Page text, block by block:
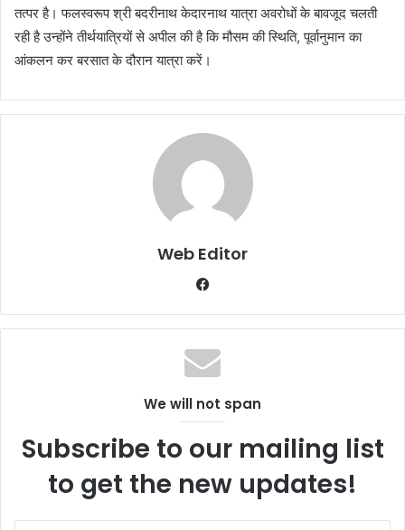
तत्पर है। फलस्वरूप श्री बदरीनाथ केदारनाथ यात्रा अवरोधों के बावजूद चलती
रही है उन्होंने तीर्थयात्रियों से अपील की है कि मौसम की स्थिति, पूर्वानुमान का
आंकलन कर बरसात के दौरान यात्रा करें।
Web Editor
Facebook
We will not span
Subscribe to our mailing list
to get the new updates!